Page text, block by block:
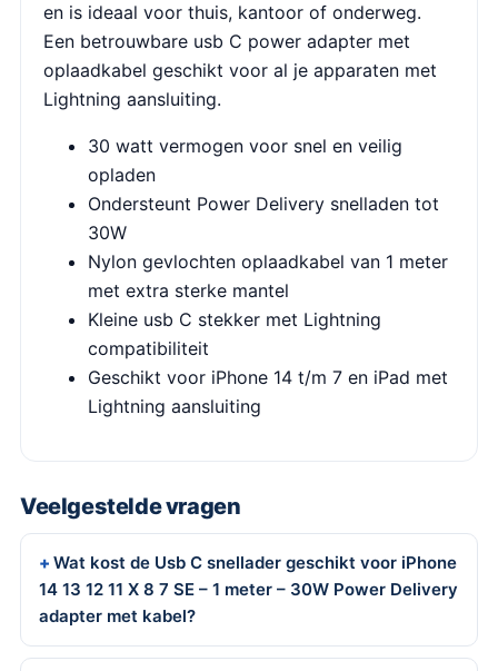
en is ideaal voor thuis, kantoor of onderweg.
Een betrouwbare usb C power adapter met
oplaadkabel geschikt voor al je apparaten met
Lightning aansluiting.
30 watt vermogen voor snel en veilig
opladen
Ondersteunt Power Delivery snelladen tot
30W
Nylon gevlochten oplaadkabel van 1 meter
met extra sterke mantel
Kleine usb C stekker met Lightning
compatibiliteit
Geschikt voor iPhone 14 t/m 7 en iPad met
Lightning aansluiting
Veelgestelde vragen
Wat kost de Usb C snellader geschikt voor iPhone
14 13 12 11 X 8 7 SE – 1 meter – 30W Power Delivery
adapter met kabel?